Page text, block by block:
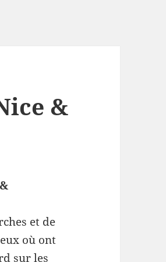
&
et de
où ont
sur les